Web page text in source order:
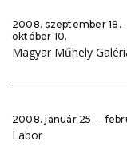
2008. szeptember 18.
október 10.
Magyar Műhely
2008. január 25. ‒
Labor